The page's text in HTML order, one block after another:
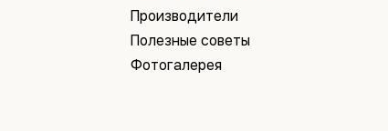
Производители
Полезные советы
Фотогалерея